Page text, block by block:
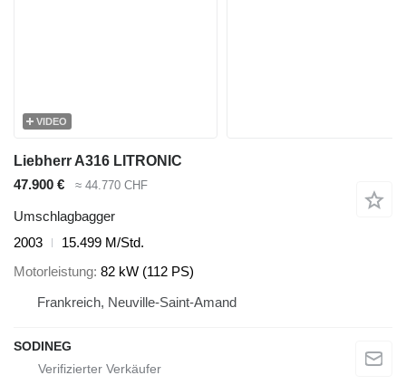
VIDEO
Liebherr A316 LITRONIC
47.900 €
≈ 44.770 CHF
Umschlagbagger
2003
15.499 M/Std.
Motorleistung 82 kW (112 PS)
Frankreich, Neuville-Saint-Amand
SODINEG